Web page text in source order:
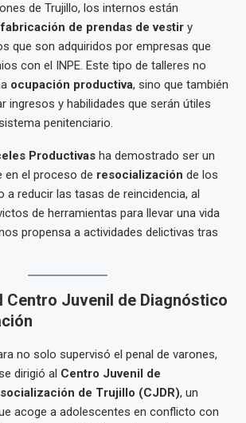
de Trujillo, los internos están
fabricación de prendas de vestir y
que son adquiridos por empresas que
con el INPE. Este tipo de talleres no
ocupación productiva, sino que también
ingresos y habilidades que serán útiles
penitenciario.
Productivas ha demostrado ser un
en el proceso de resocialización de los
a reducir las tasas de reincidencia, al
de herramientas para llevar una vida
propensa a actividades delictivas tras
Centro Juvenil de Diagnóstico
no solo supervisó el penal de varones,
dirigió al Centro Juvenil de
de Trujillo (CJDR), un
acoge a adolescentes en conflicto con